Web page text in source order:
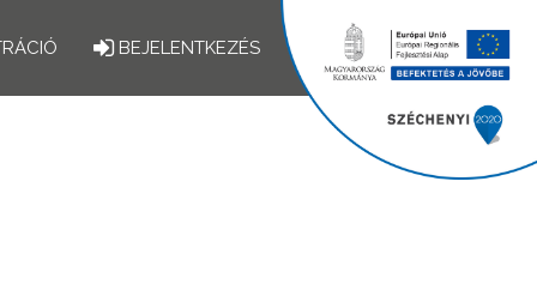
BEJELENTKEZÉS